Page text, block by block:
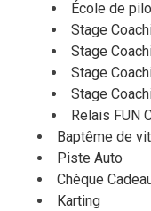
École de
Stage
Stage
Stage
Stage
Relais FUN
Baptême de
Piste Auto
Chèque
Karting